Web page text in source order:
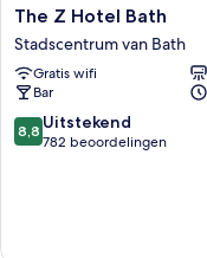
The
Z
Hotel
Bath
Stadscentrum
van
Bath
The Z Hotel Bath
Stadscentrum van Bath
Gratis wifi
Bar
8.8
van
8,8 Uitstekend
782 beoordelingen